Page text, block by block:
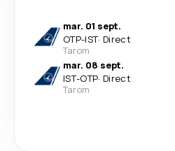
mar. 01 sept.
OTP-IST· Direct
Tarom
mar. 08 sept.
IST-OTP· Direct
Tarom